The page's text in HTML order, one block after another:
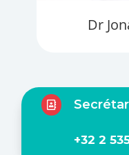
Dr

+32 2